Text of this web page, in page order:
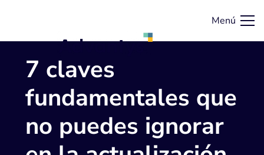
Menú
7 claves
fundamentales que
no puedes ignorar